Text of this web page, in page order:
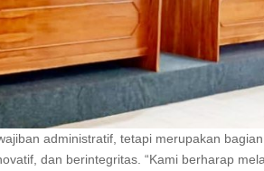
administratif, tetapi merupakan
dan berintegritas. “Kami berharap